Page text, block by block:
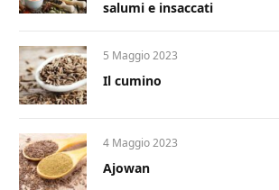
salumi e insaccati
5 Maggio 2023
Il cumino
4 Maggio 2023
Ajowan